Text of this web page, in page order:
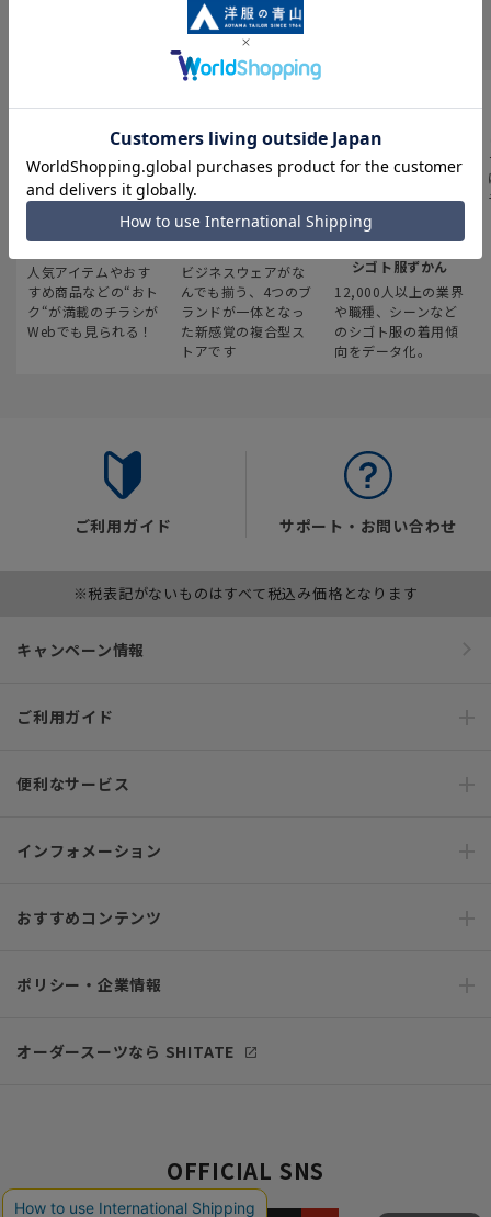
INFORMATION
最新のお買い得情報
人気アイテムやおす
すめ商品などの“おト
ク“が満載のチラシが
Webでも見られる！
スーツスクエア
ビジネスウェアがな
んでも揃う、4つのブ
ランドが一体となっ
た新感覚の複合型ス
トアです
みんなの
シゴト服ずかん
12,000人以上の業界
や職種、シーンなど
のシゴト服の着用傾
向をデータ化。
ご利用ガイド サポート・お問い合わせ
※税表記がないものはすべて税込み価格となります
キャンペーン情報
ご利用ガイド
便利なサービス
インフォメーション
おすすめコンテンツ
ポリシー・企業情報
オーダースーツなら SHITATE
OFFICIAL SNS